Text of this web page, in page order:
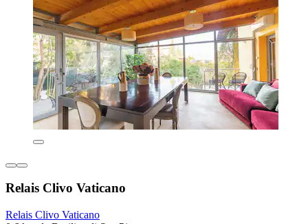
Relais Clivo Vaticano
Relais Clivo Vaticano